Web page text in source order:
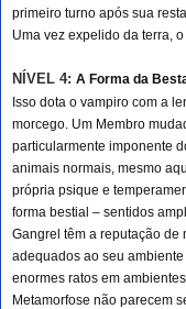
primeiro turno após sua
Uma vez expelido da terra,
NÍVEL 4: A Forma da
Isso dota o vampiro com a
morcego. Um Membro
particularmente imponente
animais normais, mesmo
própria psique e
forma bestial – sentidos
Gangrel têm a reputação de
adequados ao seu
enormes ratos em
Metamorfose não parecem